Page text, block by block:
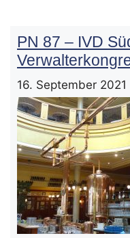
PN 87 – IVD
16. September 2021